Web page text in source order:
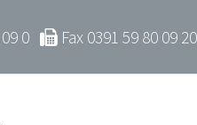
0 Fax 0391 59 80 09 20